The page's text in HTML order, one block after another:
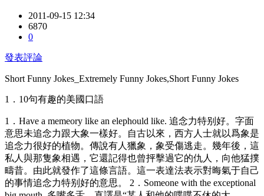
2011-09-15 12:34
6870
0
發表評論
Short Funny Jokes_Extremely Funny Jokes,Short Funny Jokes
1．10句有趣的美國口語
1．Have a memeory like an elephould like. 追念力特别好。字面
意思未追念力跟大象一樣好。自古以來，西方人士就以爲象是
追念力很好的植物。傳說有人獵象，象受傷逃走。幾年後，這
私人與那隻象相遇，它還記得也曾抨擊過它的仇人，向他猛撲
疇昔。由此就發作了這條言語。這一表達法表示對晦氣于自己
的事情追念力特别好的意思。 2．Someone with the exceptional